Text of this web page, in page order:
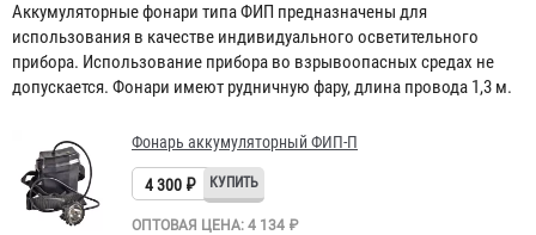
Аккумуляторные фонари типа ФИП предназначены для
использования в качестве индивидуального осветительного
прибора. Использование прибора во взрывоопасных средах не
допускается. Фонари имеют рудничную фару, длина провода 1,3 м.
Фонарь аккумуляторный ФИП-П
4 300 ₽
ОПТОВАЯ ЦЕНА: 4 134 ₽